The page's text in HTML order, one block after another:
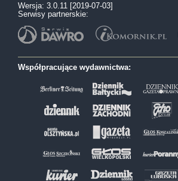
Wersja: 3.0.11 [2019-07-03]
Serwisy partnerskie:
Współpracujące wydawnictwa: